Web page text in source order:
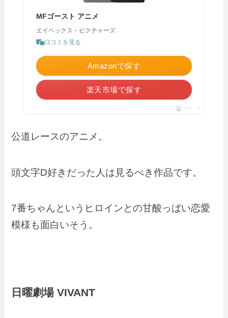
MFゴースト アニメ
エイベックス・ピクチャーズ
口コミを見る
Amazonで探す
楽天市場で探す
ポチップ
公道レースのアニメ。
頭文字D好きだった人は見るべき作品です。
7番ちゃんというヒロインとの甘酸っぱい恋愛
模様も面白いそう。
日曜劇場 VIVANT